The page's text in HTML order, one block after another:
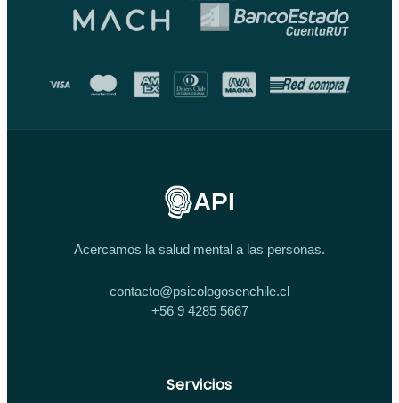
API
Acercamos la salud mental a las personas.
contacto@psicologosenchile.cl
+56 9 4285 5667
Servicios